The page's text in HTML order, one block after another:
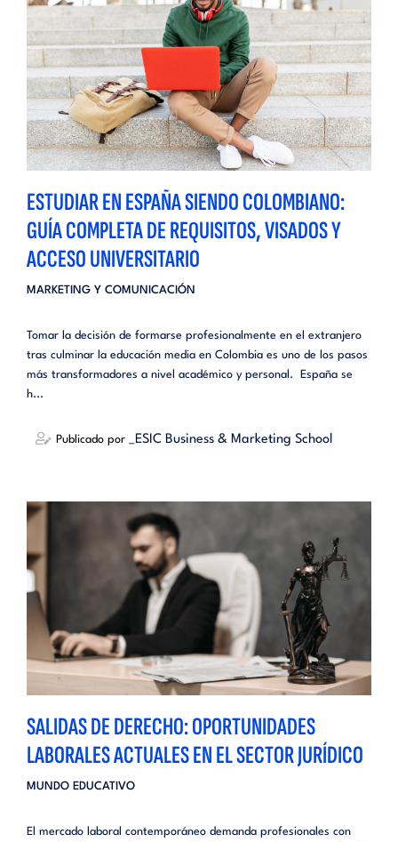
ESTUDIAR EN ESPAÑA SIENDO COLOMBIANO:
GUÍA COMPLETA DE REQUISITOS, VISADOS Y
ACCESO UNIVERSITARIO
MARKETING Y COMUNICACIÓN
Tomar la decisión de formarse profesionalmente en el extranjero
tras culminar la educación media en Colombia es uno de los pasos
más transformadores a nivel académico y personal. España se
h...
Publicado por _ESIC Business & Marketing School
SALIDAS DE DERECHO: OPORTUNIDADES
LABORALES ACTUALES EN EL SECTOR JURÍDICO
MUNDO EDUCATIVO
El mercado laboral contemporáneo demanda profesionales con